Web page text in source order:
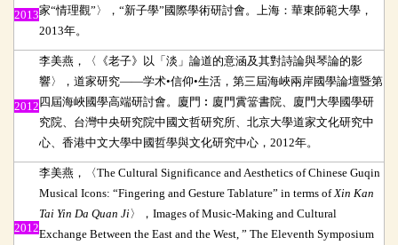
2013家“情理觀” 〉，“新子學” 國際學術研討會。上海：華東師範大學，
2013年。
2012
李美燕，〈《老子》以「淡」論道的意涵及其對詩論與琴論的影
響〉，道家研究——学术•信仰•生活，第三屆海峽兩岸國學論壇暨第
四屆海峽國學高端研討會。廈門︰廈門霣簹書院、廈門大學國學研
究院、台灣中央研究院中國文哲研究所、北京大學道家文化研究中
心、香港中文大學中國哲學與文化研究中心，2012年。
2012
李美燕，〈The Cultural Significance and Aesthetics of Chinese Guqin
Musical Icons: “Fingering and Gesture Tablature” in terms of Xin Kan
Tai Yin Da Quan Ji〉，Images of Music-Making and Cultural
Exchange Between the East and the West, ” The Eleventh Symposium